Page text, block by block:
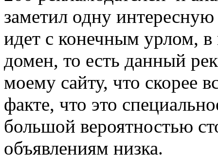
заметил одну
идет с конечным урлом,
домен, то есть данный
моему сайту, что скорее
факте, что это
большой вероятностью
объявлениям низка.